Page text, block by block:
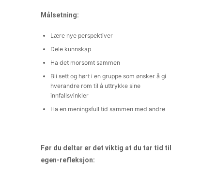
Målsetning:
Lære nye perspektiver
Dele kunnskap
Ha det morsomt sammen
Bli sett og hørt i en gruppe som ønsker å gi
hverandre rom til å uttrykke sine
innfallsvinkler
Ha en meningsfull tid sammen med andre
Før du deltar er det viktig at du tar tid til
egen-refleksjon: